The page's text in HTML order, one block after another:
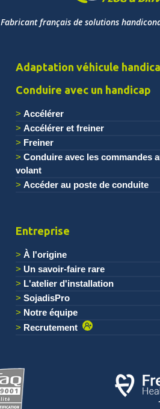
Fabricant français de solutions
Adaptation véhicule
Conduire avec un handicap
Accélérer
Accélérer et freiner
Freiner
Conduire avec les commandes
volant
Accéder au poste de conduite
Entreprise
À l'origine
Un savoir-faire rare
L'atelier d'installation
SojadisPro
Notre équipe
Recrutement